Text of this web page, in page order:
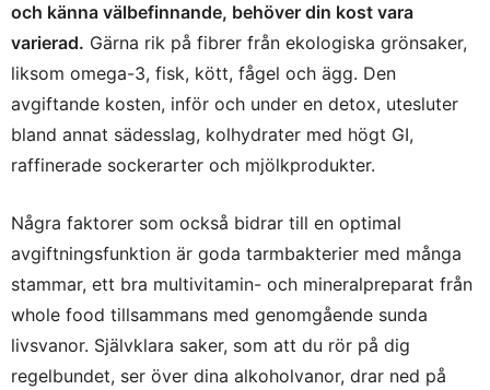
och känna välbefinnande, behöver din kost vara
varierad. Gärna rik på fibrer från ekologiska grönsaker,
liksom omega-3, fisk, kött, fågel och ägg. Den
avgiftande kosten, inför och under en detox, utesluter
bland annat sädesslag, kolhydrater med högt GI,
raffinerade sockerarter och mjölkprodukter.
Några faktorer som också bidrar till en optimal
avgiftningsfunktion är goda tarmbakterier med många
stammar, ett bra multivitamin- och mineralpreparat från
whole food tillsammans med genomgående sunda
livsvanor. Självklara saker, som att du rör på dig
regelbundet, ser över dina alkoholvanor, drar ned på